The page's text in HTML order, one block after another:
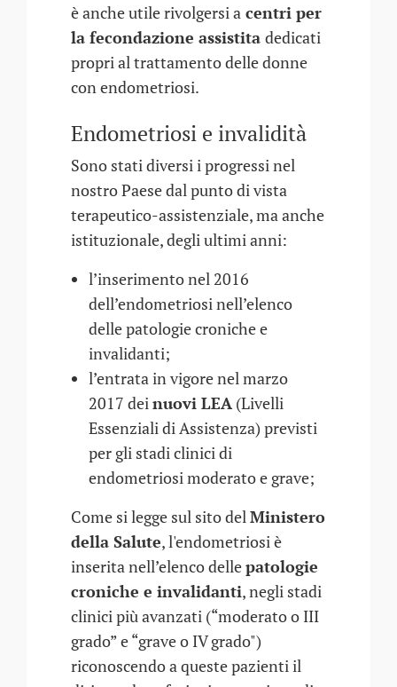
è anche utile rivolgersi a centri per
la fecondazione assistita dedicati
propri al trattamento delle donne
con endometriosi.
Endometriosi e invalidità
Sono stati diversi i progressi nel
nostro Paese dal punto di vista
terapeutico-assistenziale, ma anche
istituzionale, degli ultimi anni:
l’inserimento nel 2016
dell’endometriosi nell’elenco
delle patologie croniche e
invalidanti;
l’entrata in vigore nel marzo
2017 deinuovi LEA(Livelli
Essenziali di Assistenza) previsti
per gli stadi clinici di
endometriosi moderato e grave;
Come si legge sul sito delMinistero
della Salute, l'endometriosi è
inserita nell’elenco dellepatologie
croniche e invalidanti, negli stadi
clinici più avanzati (“moderato o III
grado” e “grave o IV grado")
riconoscendo a queste pazienti il